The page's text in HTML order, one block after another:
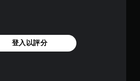
登入以評分